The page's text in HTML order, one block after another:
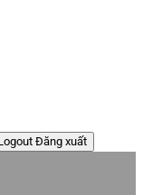
Đăng xuất